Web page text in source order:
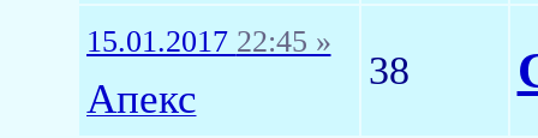
15.01.2017 22:45 »
Апекс
38